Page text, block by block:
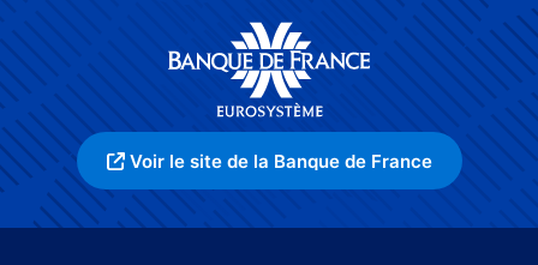
Voir le site de la Banque de France